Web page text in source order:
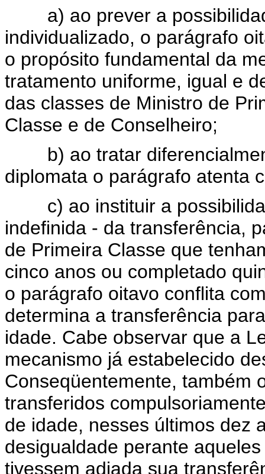
a) ao prever a
individualizado, o parágrafo
o propósito fundamental da
tratamento uniforme, igual e
das classes de Ministro de
Classe e de Conselheiro;
b) ao tratar
diplomata o parágrafo atenta
c) ao instituir a
indefinida - da transferência,
de Primeira Classe que
cinco anos ou completado
o parágrafo oitavo conflita
determina a transferência
idade. Cabe observar que a
mecanismo já estabelecido
Conseqüentemente, também
transferidos
de idade, nesses últimos dez
desigualdade perante
tivessem adiada sua